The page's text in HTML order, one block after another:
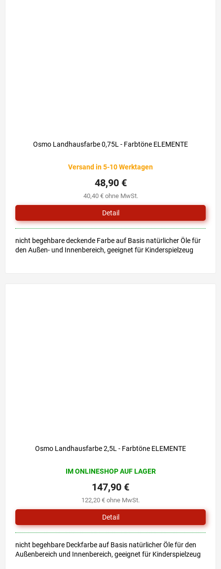
Osmo Landhausfarbe 0,75L - Farbtöne ELEMENTE
Versand in 5-10 Werktagen
40,40 € ohne MwSt.
48,90 €
Detail
nicht begehbare deckende Farbe auf Basis natürlicher Öle für
den Außen- und Innenbereich, geeignet für Kinderspielzeug
Osmo Landhausfarbe 2,5L - Farbtöne ELEMENTE
IM ONLINESHOP AUF LAGER
122,20 € ohne MwSt.
147,90 €
Detail
nicht begehbare Deckfarbe auf Basis natürlicher Öle für den
Außenbereich und Innenbereich, geeignet für Kinderspielzeug